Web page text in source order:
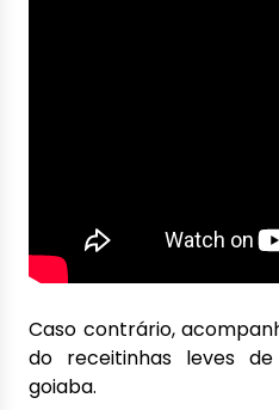
Caso contrário,
do receitinhas leves
goiaba.